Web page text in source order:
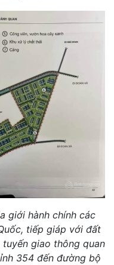
giới hành chính các
tiếp giáp với đất
giao thông quan
354 đến đường bộ